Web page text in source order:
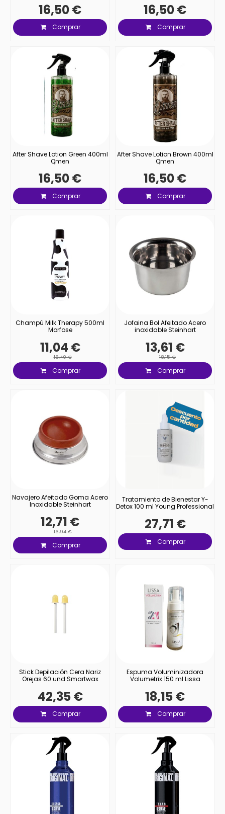
16,50 €
Comprar
16,50 €
Comprar
After Shave Lotion Green 400ml
Qmen
16,50 €
Comprar
After Shave Lotion Brown 400ml
Qmen
16,50 €
Comprar
Champú Milk Therapy 500ml
Morfose
11,04 €
18,40 €
Comprar
Jofaina Bol Afeitado Acero
inoxidable Steinhart
13,61 €
18,15 €
Comprar
Navajero Afeitado Goma Acero
Inoxidable Steinhart
12,71 €
16,94 €
Comprar
Tratamiento de Bienestar Y-
Detox 100 ml Young Professional
27,71 €
Comprar
Stick Depilación Cera Nariz
Orejas 60 und Smartwax
42,35 €
Comprar
Espuma Voluminizadora
Volumetrix 150 ml Lissa
18,15 €
Comprar